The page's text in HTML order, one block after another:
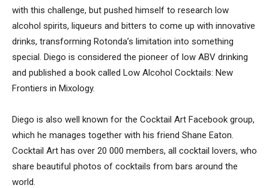
with this challenge, but pushed himself to research low
alcohol spirits, liqueurs and bitters to come up with innovative
drinks, transforming Rotonda’s limitation into something
special. Diego is considered the pioneer of low ABV drinking
and published a book called Low Alcohol Cocktails: New
Frontiers in Mixology.
Diego is also well known for the Cocktail Art Facebook group,
which he manages together with his friend Shane Eaton.
Cocktail Art has over 20 000 members, all cocktail lovers, who
share beautiful photos of cocktails from bars around the
world.